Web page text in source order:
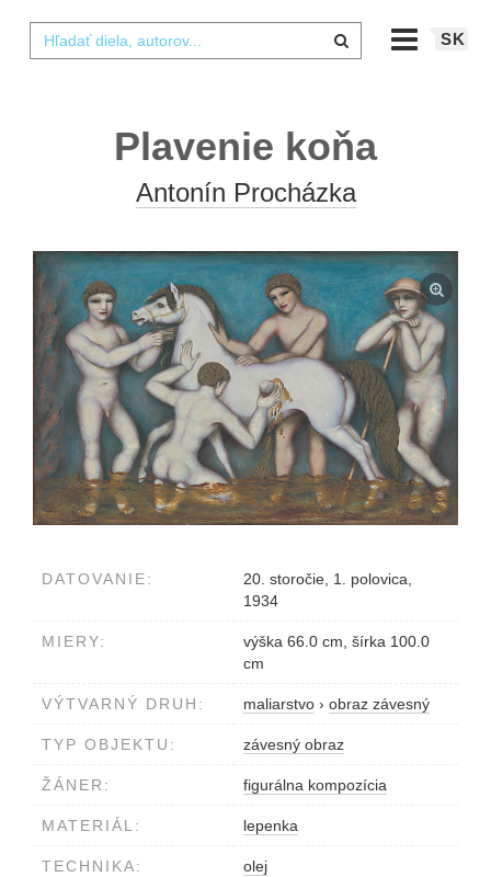
SK
Plavenie koňa
Antonín Procházka
DATOVANIE:
20. storočie, 1. polovica,
1934
MIERY:
výška 66.0 cm, šírka 100.0
cm
VÝTVARNÝ DRUH: maliarstvo › obraz závesný
TYP OBJEKTU: závesný obraz
ŽÁNER: figurálna kompozícia
MATERIÁL: lepenka
TECHNIKA: olej